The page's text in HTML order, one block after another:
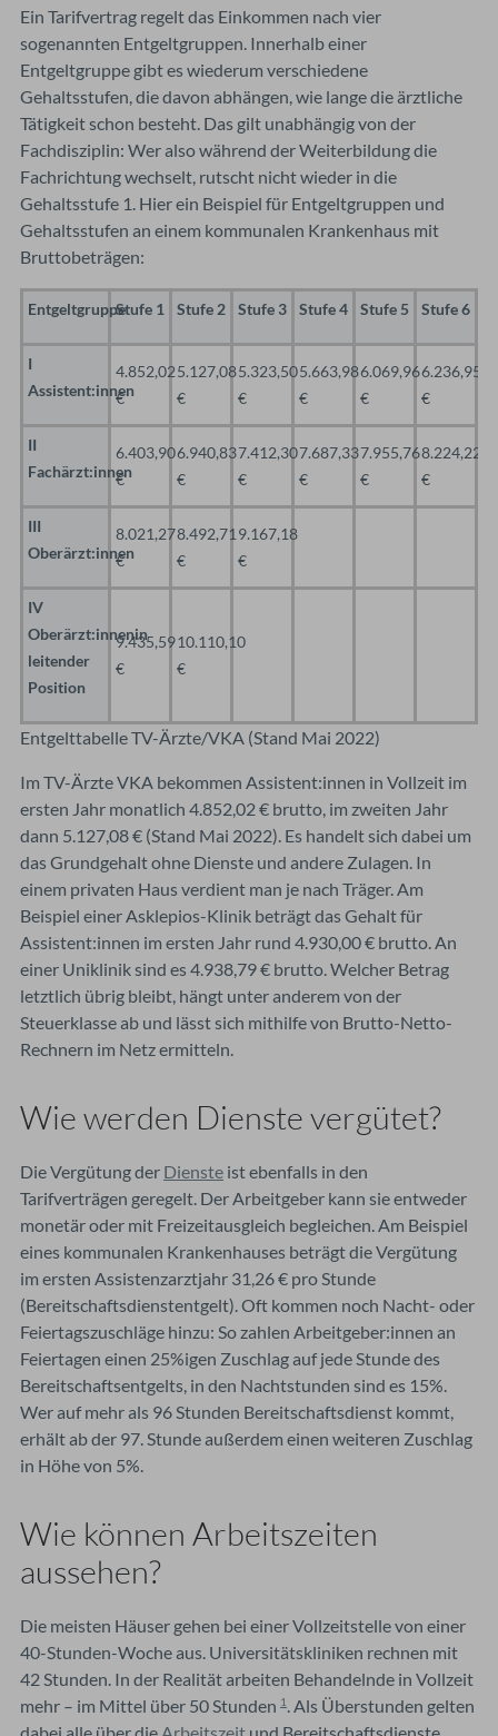
Ein Tarifvertrag regelt das Einkommen nach vier
sogenannten Entgeltgruppen. Innerhalb einer
Entgeltgruppe gibt es wiederum verschiedene
Gehaltsstufen, die davon abhängen, wie lange die ärztliche
Tätigkeit schon besteht. Das gilt unabhängig von der
Fachdisziplin: Wer also während der Weiterbildung die
Fachrichtung wechselt, rutscht nicht wieder in die
Gehaltsstufe 1. Hier ein Beispiel für Entgeltgruppen und
Gehaltsstufen an einem kommunalen Krankenhaus mit
Bruttobeträgen:
EntgeltgruppeStufe 1 Stufe 2 Stufe 3 Stufe 4 Stufe 5 Stufe 6
I
Assistent:innen
4.852,02
€
5.127,08
€
5.323,50
€
5.663,98
€
6.069,96
€
6.236,95
€
II
Fachärzt:innen
6.403,90
€
6.940,83
€
7.412,30
€
7.687,33
€
7.955,76
€
8.224,22
€
III
Oberärzt:innen
8.021,27
€
8.492,71
€
9.167,18
€
IV
Oberärzt:innenin
leitender
Position
9.435,59
€
10.110,10
€
Entgelttabelle TV-Ärzte/VKA (Stand Mai 2022)
Im TV-Ärzte VKA bekommen Assistent:innen in Vollzeit im
ersten Jahr monatlich 4.852,02 € brutto, im zweiten Jahr
dann 5.127,08 € (Stand Mai 2022). Es handelt sich dabei um
das Grundgehalt ohne Dienste und andere Zulagen. In
einem privaten Haus verdient man je nach Träger. Am
Beispiel einer Asklepios-Klinik beträgt das Gehalt für
Assistent:innen im ersten Jahr rund 4.930,00 € brutto. An
einer Uniklinik sind es 4.938,79 € brutto. Welcher Betrag
letztlich übrig bleibt, hängt unter anderem von der
Steuerklasse ab und lässt sich mithilfe von Brutto-Netto-
Rechnern im Netz ermitteln.
Wie werden Dienste vergütet?
Die Vergütung der Dienste ist ebenfalls in den
Tarifverträgen geregelt. Der Arbeitgeber kann sie entweder
monetär oder mit Freizeitausgleich begleichen. Am Beispiel
eines kommunalen Krankenhauses beträgt die Vergütung
im ersten Assistenzarztjahr 31,26 € pro Stunde
(Bereitschaftsdienstentgelt). Oft kommen noch Nacht- oder
Feiertagszuschläge hinzu: So zahlen Arbeitgeber:innen an
Feiertagen einen 25%igen Zuschlag auf jede Stunde des
Bereitschaftsentgelts, in den Nachtstunden sind es 15%.
Wer auf mehr als 96 Stunden Bereitschaftsdienst kommt,
erhält ab der 97. Stunde außerdem einen weiteren Zuschlag
in Höhe von 5%.
Wie können Arbeitszeiten
aussehen?
Die meisten Häuser gehen bei einer Vollzeitstelle von einer
40-Stunden-Woche aus. Universitätskliniken rechnen mit
42 Stunden. In der Realität arbeiten Behandelnde in Vollzeit
mehr – im Mittel über 50 Stunden 1
. Als Überstunden gelten
dabei alle über die Arbeitszeit und Bereitschaftsdienste